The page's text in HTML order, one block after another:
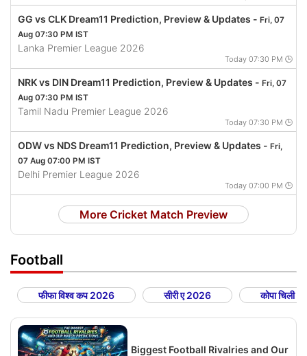
GG vs CLK Dream11 Prediction, Preview & Updates - Fri, 07
Aug 07:30 PM IST
Lanka Premier League 2026
Today 07:30 PM 🕒
NRK vs DIN Dream11 Prediction, Preview & Updates - Fri, 07
Aug 07:30 PM IST
Tamil Nadu Premier League 2026
Today 07:30 PM 🕒
ODW vs NDS Dream11 Prediction, Preview & Updates - Fri,
07 Aug 07:00 PM IST
Delhi Premier League 2026
Today 07:00 PM 🕒
More Cricket Match Preview
Football
फीफा विश्व कप 2026 सीरी ए 2026 कोपा चिली
Biggest Football Rivalries and Our